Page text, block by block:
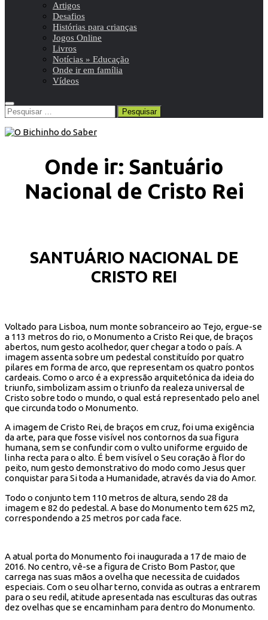
Artigos
Desafios
Histórias para crianças
Jogos Online
Livros
Notícias » Educação
Onde ir em família
Vídeos
Pesquisar
por:
Onde ir: Santuário
Nacional de Cristo Rei
SANTUÁRIO NACIONAL DE
CRISTO REI
Voltado para Lisboa, num monte sobranceiro ao Tejo, ergue-se
a 113 metros do rio, o Monumento a Cristo Rei que, de braços
abertos, num gesto acolhedor, quer chegar a todo o país. A
imagem assenta sobre um pedestal constituído por quatro
pilares em forma de arco, que representam os quatro pontos
cardeais. Como o arco é a expressão arquitetónica da ideia do
triunfo, simbolizam assim o triunfo da realeza universal de
Cristo sobre todo o mundo, o qual está representado pelo anel
que circunda todo o Monumento.
A imagem de Cristo Rei, de braços em cruz, foi uma exigência
da arte, para que fosse visível nos contornos da sua figura
humana, sem se confundir com o vulto uniforme erguido de
linha recta para o alto. É bem visível o Seu coração à flor do
peito, num gesto demonstrativo do modo como Jesus quer
conquistar para Si toda a Humanidade, através da via do Amor.
Todo o conjunto tem 110 metros de altura, sendo 28 da
imagem e 82 do pedestal. A base do Monumento tem 625 m2,
correspondendo a 25 metros por cada face.
A atual porta do Monumento foi inaugurada a 17 de maio de
2016. No centro, vê-se a figura de Cristo Bom Pastor, que
carrega nas suas mãos a ovelha que necessita de cuidados
especiais. Com o seu olhar terno, convida as outras a entrarem
para o seu redil, atitude apresentada nas esculturas das outras
dez ovelhas que se encaminham para dentro do Monumento.